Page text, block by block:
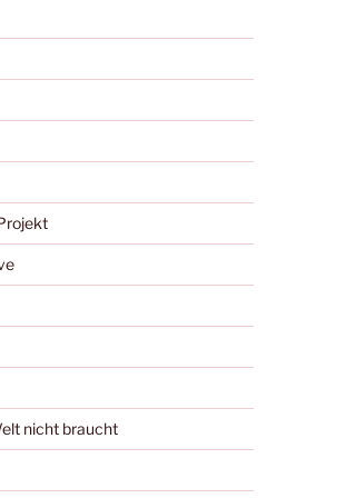
nicht braucht